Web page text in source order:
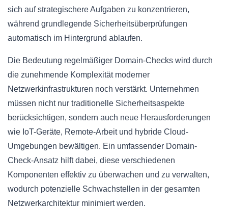
sich auf strategischere Aufgaben zu konzentrieren,
während grundlegende Sicherheitsüberprüfungen
automatisch im Hintergrund ablaufen.
Die Bedeutung regelmäßiger Domain-Checks wird durch
die zunehmende Komplexität moderner
Netzwerkinfrastrukturen noch verstärkt. Unternehmen
müssen nicht nur traditionelle Sicherheitsaspekte
berücksichtigen, sondern auch neue Herausforderungen
wie IoT-Geräte, Remote-Arbeit und hybride Cloud-
Umgebungen bewältigen. Ein umfassender Domain-
Check-Ansatz hilft dabei, diese verschiedenen
Komponenten effektiv zu überwachen und zu verwalten,
wodurch potenzielle Schwachstellen in der gesamten
Netzwerkarchitektur minimiert werden.